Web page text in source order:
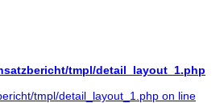
tmpl/detail_layout_1.php
tmpl/detail_layout_1.php on line